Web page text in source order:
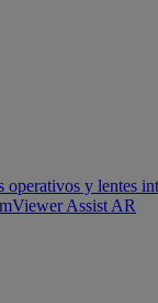
operativos y lentes
Assist AR